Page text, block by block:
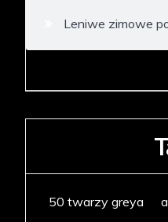
Leniwe zimowe
50 twarzy greya